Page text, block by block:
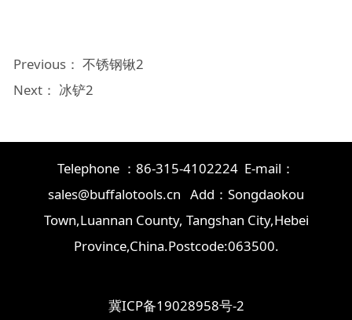
Previous： 不锈钢锹2
Next： 冰铲2
Telephone ：86-315-4102224 E-mail：
sales@buffalotools.cn Add：Songdaokou
Town,Luannan County, Tangshan City,Hebei
Province,China.Postcode:063500.
冀ICP备19028958号-2